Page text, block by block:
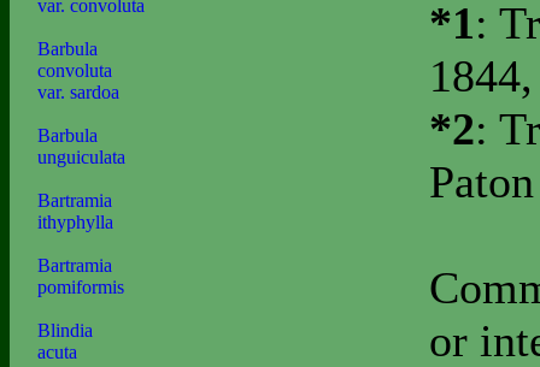
var. convoluta
Barbula
convoluta
var. sardoa
Barbula
unguiculata
Bartramia
ithyphylla
Bartramia
pomiformis
Blindia
acuta
*1:
*2:
or